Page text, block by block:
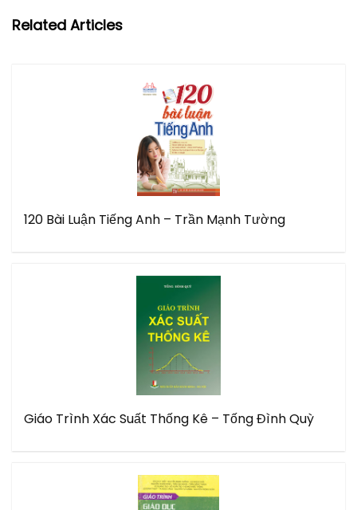
Related Articles
120 Bài Luận Tiếng Anh – Trần Mạnh Tường
Giáo Trình Xác Suất Thống Kê – Tống Đình Quỳ